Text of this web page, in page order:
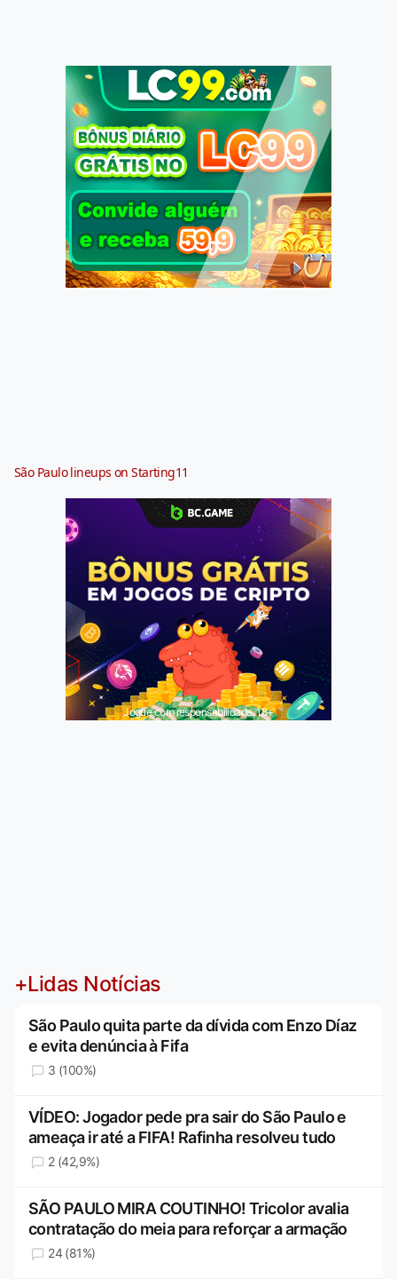
São Paulo lineups on Starting11
Jogue com responsabilidade. 18+
+Lidas Notícias
São Paulo quita parte da dívida com Enzo Díaz
e evita denúncia à Fifa
3 (100%)
VÍDEO: Jogador pede pra sair do São Paulo e
ameaça ir até a FIFA! Rafinha resolveu tudo
2 (42,9%)
SÃO PAULO MIRA COUTINHO! Tricolor avalia
contratação do meia para reforçar a armação
24 (81%)